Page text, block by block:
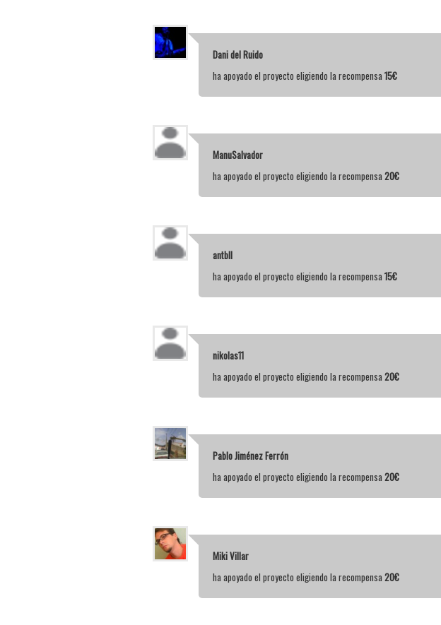
Dani del Ruido
ha apoyado el proyecto eligiendo la recompensa 15€
ManuSalvador
ha apoyado el proyecto eligiendo la recompensa 20€
antbll
ha apoyado el proyecto eligiendo la recompensa 15€
nikolas11
ha apoyado el proyecto eligiendo la recompensa 20€
Pablo Jiménez Ferrón
ha apoyado el proyecto eligiendo la recompensa 20€
Miki Villar
ha apoyado el proyecto eligiendo la recompensa 20€